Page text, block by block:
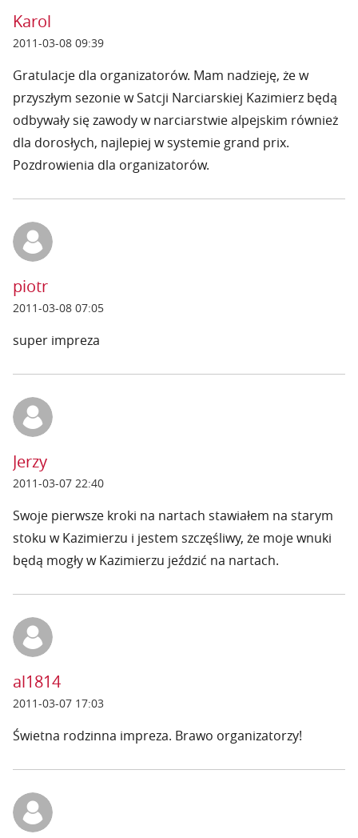
Karol
2011-03-08 09:39
Gratulacje dla organizatorów. Mam nadzieję, że w
przyszłym sezonie w Satcji Narciarskiej Kazimierz będą
odbywały się zawody w narciarstwie alpejskim również
dla dorosłych, najlepiej w systemie grand prix.
Pozdrowienia dla organizatorów.
piotr
2011-03-08 07:05
super impreza
Jerzy
2011-03-07 22:40
Swoje pierwsze kroki na nartach stawiałem na starym
stoku w Kazimierzu i jestem szczęśliwy, że moje wnuki
będą mogły w Kazimierzu jeździć na nartach.
al1814
2011-03-07 17:03
Świetna rodzinna impreza. Brawo organizatorzy!